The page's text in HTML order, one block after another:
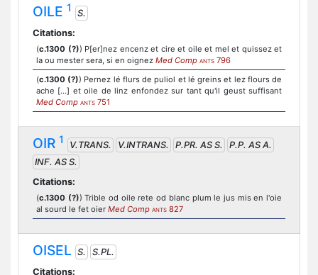
OILE 1
S.
Citations:
(c.1300 (?)) P[er]nez encenz et cire et oile et mel et quissez et
la ou mester sera, si en oignez Med Comp ANTS 796
(c.1300 (?)) Pernez lé flurs de puliol et lé greins et lez flours de
ache [...] et oile de linz enfondez sur tant qu'il geust suffisant
Med Comp ANTS 751
OIR 1 V.TRANS. V.INTRANS. P.PR. AS S.
P.P. AS A.
INF. AS S.
Citations:
(c.1300 (?)) Trible od oile rete od blanc plum le jus mis en l'oie
al sourd le fet oier Med Comp ANTS 827
OISEL S.
S.PL.
Citations: